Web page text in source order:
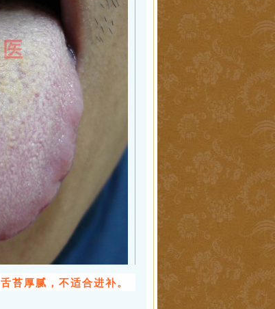
舌苔厚腻，不适合进补。